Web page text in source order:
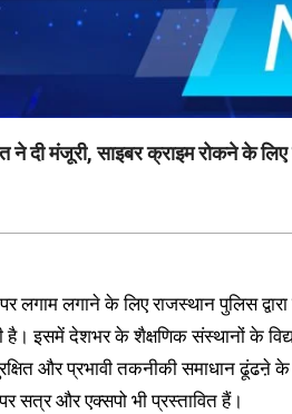
दी मंजूरी, साइबर क्राइम रोकने के लिए
लगाम लगाने के लिए राजस्थान पुलिस
इसमें देशभर के शैक्षणिक संस्थानों के
और प्रभावी तकनीकी समाधान
सत्र और एक्सपो भी प्रस्तावित हैं।